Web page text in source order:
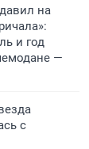
на
и год
—
с